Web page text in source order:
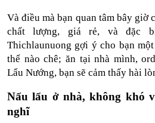
Và điều mà bạn quan tâm bây giờ
chất lượng, giá rẻ, và đặc
Thichlaunuong gợi ý cho bạn
thể nào chê; ăn tại nhà mình,
Lẩu Nướng, bạn sẽ cảm thấy hài
Nấu lẩu ở nhà, không khó
nghĩ